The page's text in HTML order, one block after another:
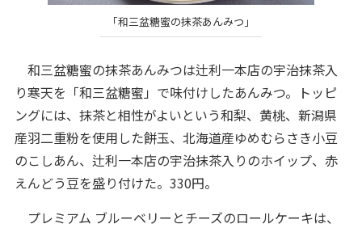
「和三盆糖蜜の抹茶あんみつ」
和三盆糖蜜の抹茶あんみつは辻利一本店の宇治抹茶入
り寒天を「和三盆糖蜜」で味付けしたあんみつ。トッピ
ングには、抹茶と相性がよいという和梨、黄桃、新潟県
産羽二重粉を使用した餅玉、北海道産ゆめむらさき小豆
のこしあん、辻利一本店の宇治抹茶入りのホイップ、赤
えんどう豆を盛り付けた。330円。
プレミアム ブルーベリーとチーズのロールケーキは、